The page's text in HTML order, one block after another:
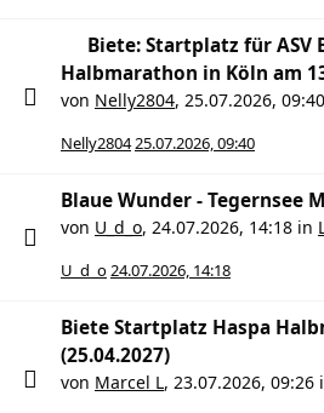
Biete: Startplatz für ASV
Halbmarathon in Köln am
von Nelly2804, 25.07.2026, 09:40
Nelly280425.07.2026, 09:40
Blaue Wunder - Tegernsee
von U_d_o, 24.07.2026, 14:18 in
U_d_o24.07.2026, 14:18
Biete Startplatz Haspa
(25.04.2027)
von Marcel L, 23.07.2026, 09:26